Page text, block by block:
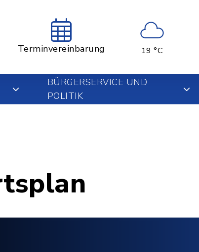
Terminvereinbarung 19 °C
BÜRGERSERVICE UND
POLITIK